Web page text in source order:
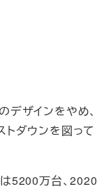
ザインをやめ、
ダウンを図って
5200万台、2020